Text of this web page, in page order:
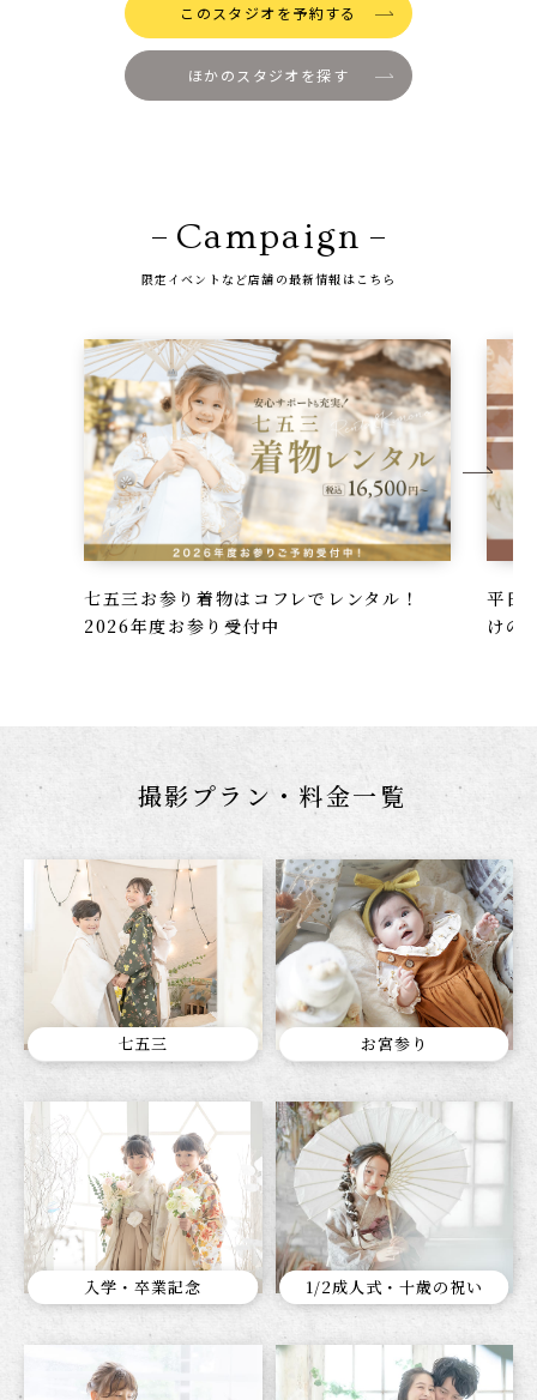
このスタジオを予約する
ほかのスタジオを探す
Campaign
限定イベントなど店舗の最新情報はこちら
七五三お参り着物はコフレでレンタル！
2026年度お参り受付中
平日
けの
撮影プラン・料金一覧
七五三 お宮参り
入学・卒業記念 1/2成人式・十歳の祝い